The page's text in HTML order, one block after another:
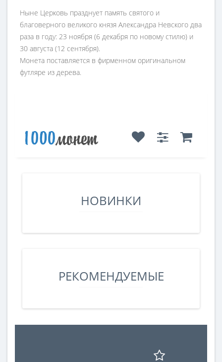
Ныне Церковь празднует память святого и
благоверного великого князя Александра Невского два
раза в году: 23 ноября (6 декабря по новому стилю) и
30 августа (12 сентября).
Монета поставляется в фирменном оригинальном
футляре из дерева.
НОВИНКИ
РЕКОМЕНДУЕМЫЕ